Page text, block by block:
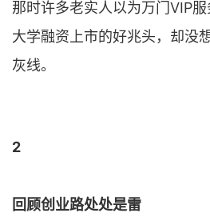
那时许多老实人以为万门VIP
大学融资上市的好兆头，却没
灰线。
2
回顾创业路处处是雷